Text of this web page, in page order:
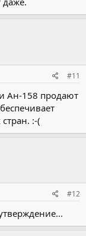
#11
и Ан-158 продают
:-(
#12